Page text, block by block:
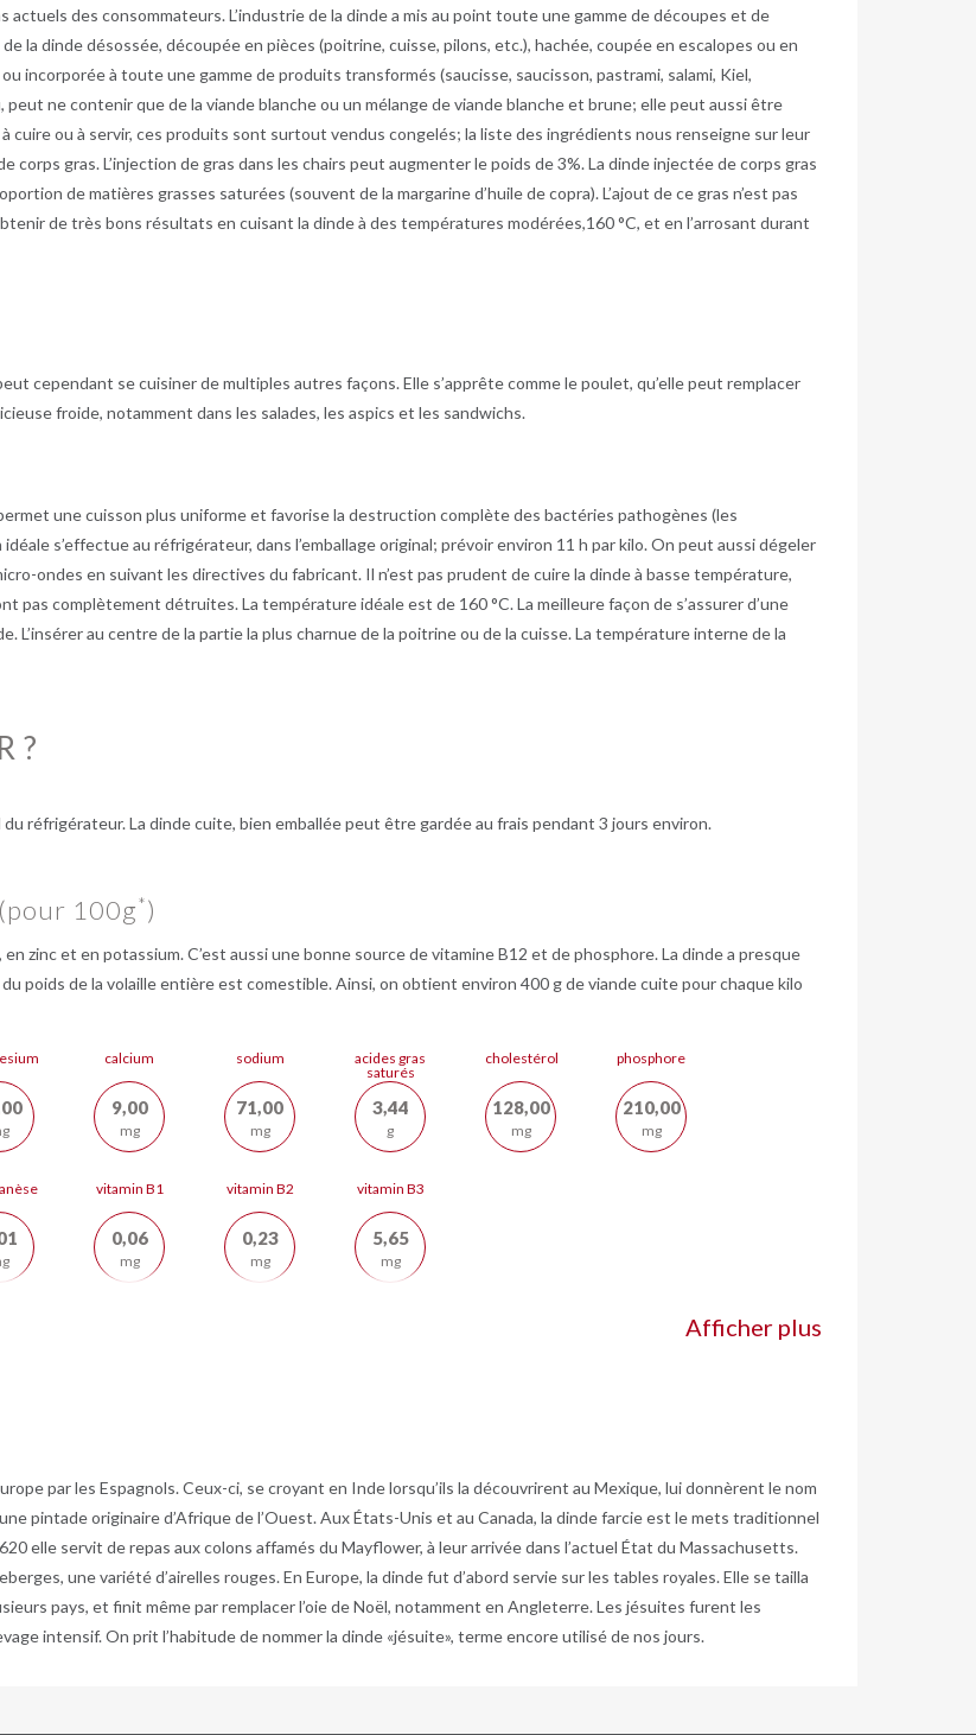
des consommateurs. L’industrie de la dinde a mis au point toute une gamme de découpes et de
dinde désossée, découpée en pièces (poitrine, cuisse, pilons, etc.), hachée, coupée en escalopes ou en
incorporée à toute une gamme de produits transformés (saucisse, saucisson, pastrami, salami, Kiel,
ne contenir que de la viande blanche ou un mélange de viande blanche et brune; elle peut aussi être
cuire ou à servir, ces produits sont surtout vendus congelés; la liste des ingrédients nous renseigne sur leur
gras. L’injection de gras dans les chairs peut augmenter le poids de 3%. La dinde injectée de corps gras
de matières grasses saturées (souvent de la margarine d’huile de copra). L’ajout de ce gras n’est pas
de très bons résultats en cuisant la dinde à des températures modérées,160 °C, et en l’arrosant durant
cependant se cuisiner de multiples autres façons. Elle s’apprête comme le poulet, qu’elle peut remplacer
froide, notamment dans les salades, les aspics et les sandwichs.
une cuisson plus uniforme et favorise la destruction complète des bactéries pathogènes (les
s’effectue au réfrigérateur, dans l’emballage original; prévoir environ 11 h par kilo. On peut aussi dégeler
ondes en suivant les directives du fabricant. Il n’est pas prudent de cuire la dinde à basse température,
pas complètement détruites. La température idéale est de 160 °C. La meilleure façon de s’assurer d’une
au centre de la partie la plus charnue de la poitrine ou de la cuisse. La température interne de la
?
réfrigérateur. La dinde cuite, bien emballée peut être gardée au frais pendant 3 jours environ.
(pour 100g*)
zinc et en potassium. C’est aussi une bonne source de vitamine B12 et de phosphore. La dinde a presque
poids de la volaille entière est comestible. Ainsi, on obtient environ 400 g de viande cuite pour chaque kilo
calcium
9,00
mg
sodium
71,00
mg
acides gras
saturés
3,44
g
cholestérol
128,00
mg
phosphore
210,00
mg
vitamin B1
0,06
mg
vitamin B2
0,23
mg
vitamin B3
5,65
mg
Afficher plus
par les Espagnols. Ceux-ci, se croyant en Inde lorsqu’ils la découvrirent au Mexique, lui donnèrent le nom
pintade originaire d’Afrique de l’Ouest. Aux États-Unis et au Canada, la dinde farcie est le mets traditionnel
elle servit de repas aux colons affamés du Mayflower, à leur arrivée dans l’actuel État du Massachusetts.
une variété d’airelles rouges. En Europe, la dinde fut d’abord servie sur les tables royales. Elle se tailla
pays, et finit même par remplacer l’oie de Noël, notamment en Angleterre. Les jésuites furent les
intensif. On prit l’habitude de nommer la dinde «jésuite», terme encore utilisé de nos jours.